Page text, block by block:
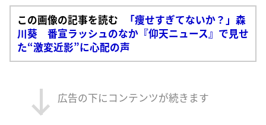
この画像の記事を読む
「痩せすぎてないか？」森
川葵 番宣ラッシュのなか『仰天ニュース』で見せ
た“激変近影”に心配の声
広告の下にコンテンツが続きます